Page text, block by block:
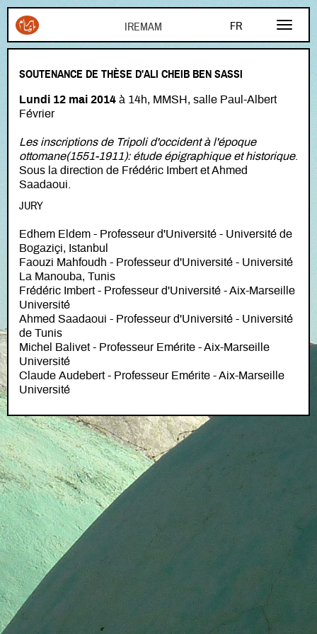
FR
EN
AR
Aller au contenu principal
SOUTENANCE DE THÈSE D'ALI CHEIB BEN SASSI
Lundi 12 mai 2014 à 14h, MMSH, salle Paul-Albert
Février
Les inscriptions de Tripoli d'occident à l'époque
ottomane(1551-1911): étude épigraphique et historique.
Sous la direction de Frédéric Imbert et Ahmed
Saadaoui.
JURY
Edhem Eldem - Professeur d'Université - Université de
Bogaziçi, Istanbul
Faouzi Mahfoudh - Professeur d'Université - Université
La Manouba, Tunis
Frédéric Imbert - Professeur d'Université - Aix-Marseille
Université
Ahmed Saadaoui - Professeur d'Université - Université
de Tunis
Michel Balivet - Professeur Emérite - Aix-Marseille
Université
Claude Audebert - Professeur Emérite - Aix-Marseille
Université